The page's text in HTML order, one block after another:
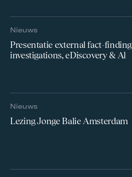
Nieuws
Presentatie external fact-finding
investigations, eDiscovery & Al
Nieuws
Lezing Jonge Balie Amsterdam